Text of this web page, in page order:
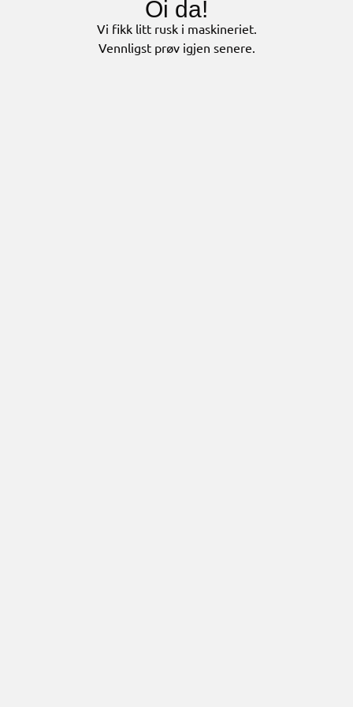
Oi da!
Vi fikk litt rusk i maskineriet.
Vennligst prøv igjen senere.